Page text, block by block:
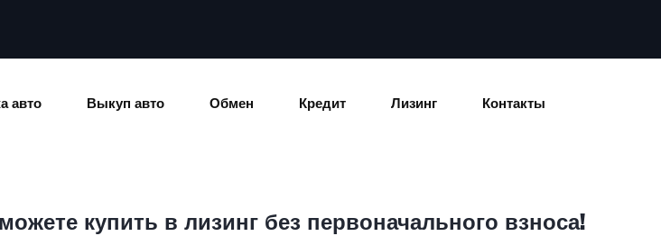
авто Выкуп авто Обмен Кредит Лизинг Контакты
купить в лизинг без первоначального взноса!